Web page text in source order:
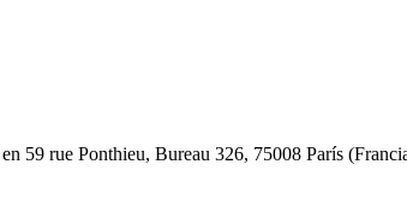
59 rue Ponthieu, Bureau 326, 75008 París